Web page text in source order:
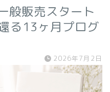
販売スタート
る13ヶ月プログ
2026年7月2日